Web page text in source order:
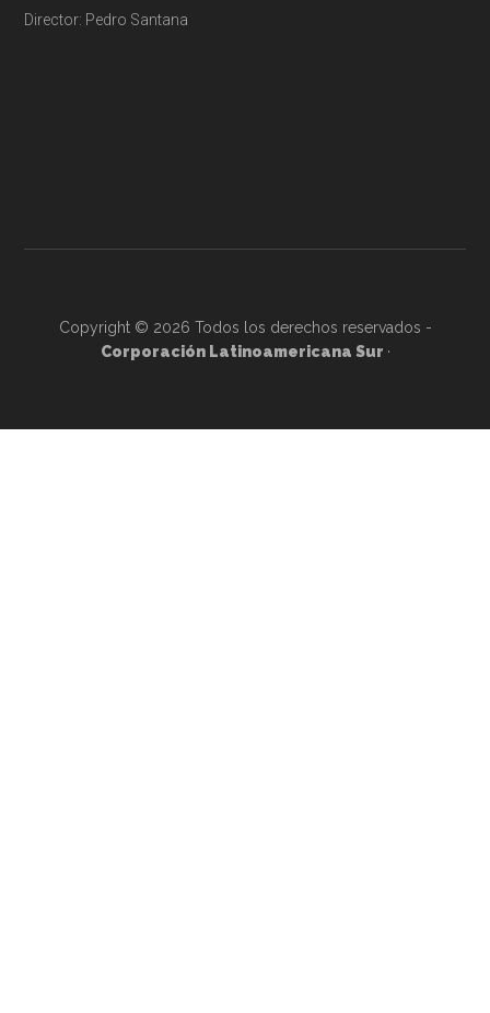
Director: Pedro Santana
Copyright © 2026 Todos los derechos reservados -
Corporación Latinoamericana Sur ·